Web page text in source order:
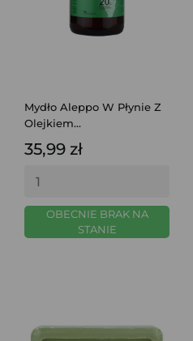
Mydło Aleppo W Płynie Z
Olejkiem...
35,99 zł
OBECNIE BRAK NA
STANIE